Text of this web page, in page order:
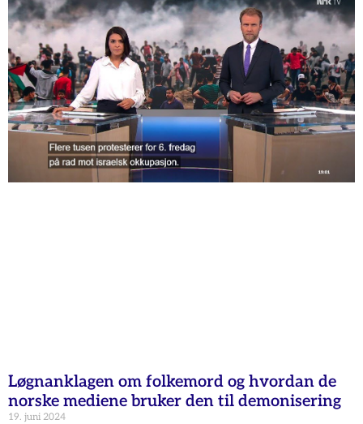
Løgnanklagen om folkemord og hvordan de
norske mediene bruker den til demonisering
19. juni 2024